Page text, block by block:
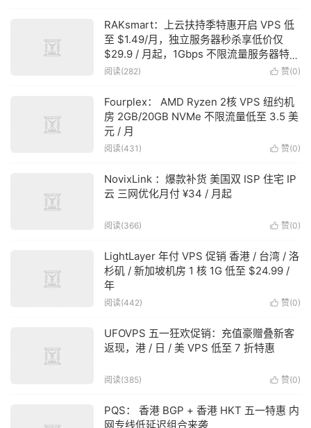
RAKsmart：上云扶持季特惠开启 VPS 低
至 $1.49/月，独立服务器秒杀享低价仅
$29.9 / 月起，1Gbps 不限流量服务器特惠
$49.9 / 月起
 赞(0)
阅读(282)
Fourplex： AMD Ryzen 2核 VPS 纽约机
房 2GB/20GB NVMe 不限流量低至 3.5 美
元 / 月
 赞(0)
阅读(431)
NovixLink ：爆款补货 美国双 ISP 住宅 IP
云 三网优化月付 ¥34 / 月起
 赞(0)
阅读(366)
LightLayer 年付 VPS 促销 香港 / 台湾 / 洛
杉矶 / 新加坡机房 1 核 1G 低至 $24.99 /
年
 赞(0)
阅读(442)
UFOVPS 五一狂欢促销：充值豪赠叠新客
返现，港 / 日 / 美 VPS 低至 7 折特惠
 赞(0)
阅读(385)
PQS： 香港 BGP + 香港 HKT 五一特惠 内
网专线低延迟组合来袭